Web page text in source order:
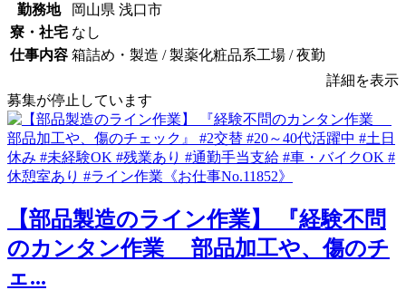
勤務地
岡山県 浅口市
寮・社宅 なし
仕事内容 箱詰め・製造 / 製薬化粧品系工場 / 夜勤
詳細を表示
募集が停止しています
【部品製造のライン作業】 『経験不問
のカンタン作業 部品加工や、傷のチ
ェ...